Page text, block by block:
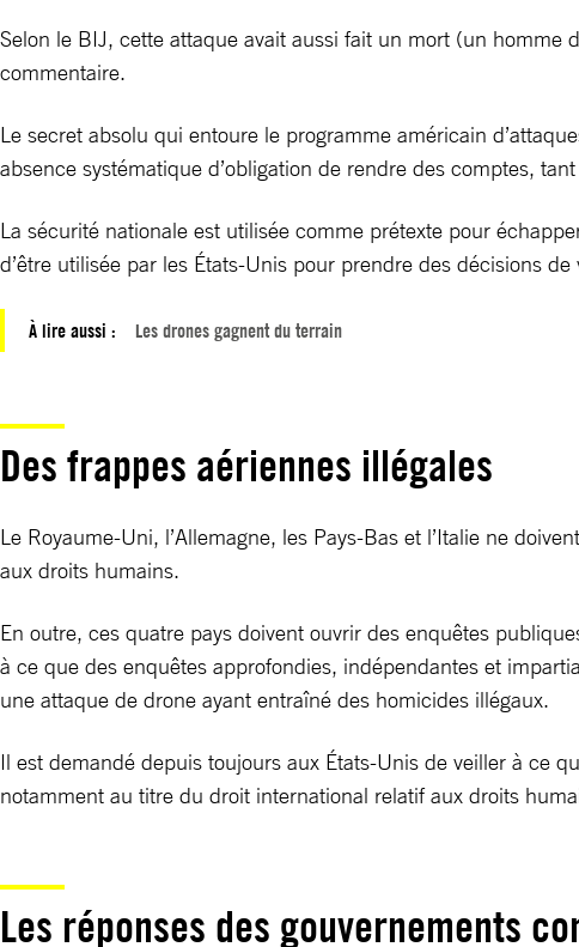
Selon le BIJ, cette attaque avait aussi fait un mort (un homme
commentaire.
Le secret absolu qui entoure le programme américain
absence systématique d’obligation de rendre des comptes,
La sécurité nationale est utilisée comme prétexte pour
d’être utilisée par les États-Unis pour prendre des décisions
À lire aussi : Les drones gagnent du terrain
Des frappes aériennes illégales
Le Royaume-Uni, l’Allemagne, les Pays-Bas et l’Italie ne
aux droits humains.
En outre, ces quatre pays doivent ouvrir des enquêtes
à ce que des enquêtes approfondies, indépendantes et
une attaque de drone ayant entraîné des homicides illégaux.
Il est demandé depuis toujours aux États-Unis de veiller à ce
notamment au titre du droit international relatif aux droits
Les réponses des gouvernements